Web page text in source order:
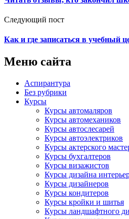
Следующий пост
Как и где записаться в учебный
Меню сайта
Аспирантура
Без рубрики
Курсы
Курсы автомаляров
Курсы автомехаников
Курсы автослесарей
Курсы автоэлектриков
Курсы актерского
Курсы бухгалтеров
Курсы визажистов
Курсы дизайна
Курсы дизайнеров
Курсы кондитеров
Курсы кройки и шитья
Курсы ландшафтного